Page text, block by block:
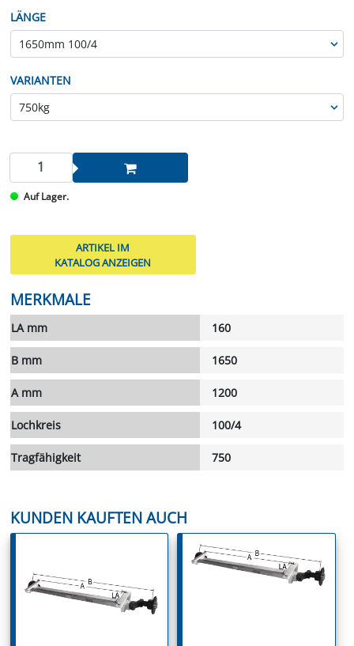
LÄNGE
VARIANTEN
Auf Lager.
ARTIKEL IM
KATALOG ANZEIGEN
MERKMALE
LA mm 160
B mm 1650
A mm 1200
Lochkreis 100/4
Tragfähigkeit 750
KUNDEN KAUFTEN AUCH